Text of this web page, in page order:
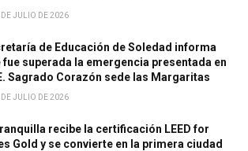
JULIO DE 2026
de Educación de Soledad informa
fue superada la emergencia presentada en
Sagrado Corazón sede las Margaritas
JULIO DE 2026
recibe la certificación LEED for
Gold y se convierte en la primera ciudad